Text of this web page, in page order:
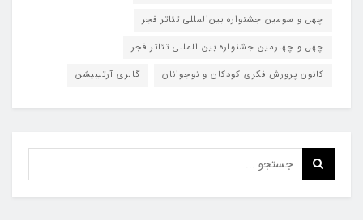
چهل و سومین جشنواره بین‌المللی تئاتر فجر
چهل و چهارمین جشنواره بین المللی تئاتر فجر
کانون پرورش فکری کودکان و نوجوانان
گالری آرتیبیشن